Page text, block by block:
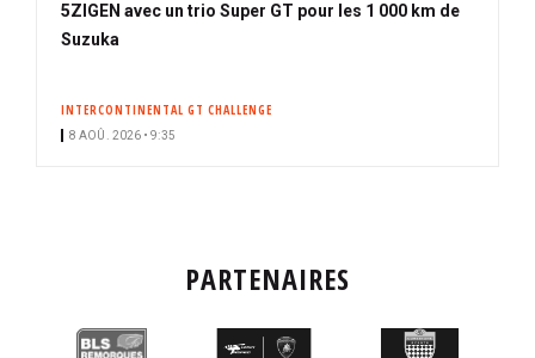
5ZIGEN avec un trio Super GT pour les 1 000 km de
Suzuka
INTERCONTINENTAL GT CHALLENGE
8 AOÛ. 2026 • 9:35
PARTENAIRES